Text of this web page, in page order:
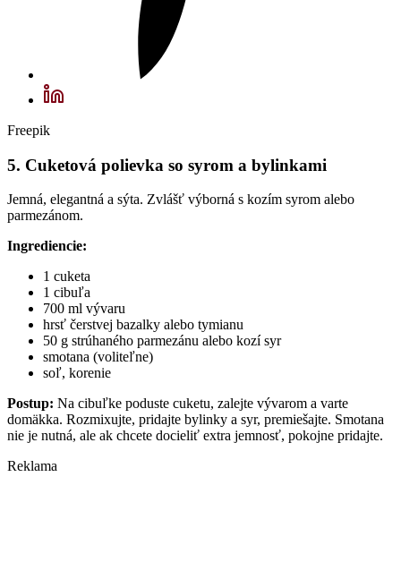
Freepik
5. Cuketová polievka so syrom a bylinkami
Jemná, elegantná a sýta. Zvlášť výborná s kozím syrom alebo
parmezánom.
Ingrediencie:
1 cuketa
1 cibuľa
700 ml vývaru
hrsť čerstvej bazalky alebo tymianu
50 g strúhaného parmezánu alebo kozí syr
smotana (voliteľne)
soľ, korenie
Postup: Na cibuľke poduste cuketu, zalejte vývarom a varte
domäkka. Rozmixujte, pridajte bylinky a syr, premiešajte. Smotana
nie je nutná, ale ak chcete docieliť extra jemnosť, pokojne pridajte.
Reklama